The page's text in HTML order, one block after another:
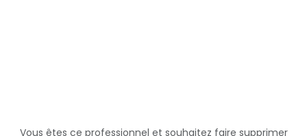
Vous êtes ce professionnel et souhaitez faire supprimer